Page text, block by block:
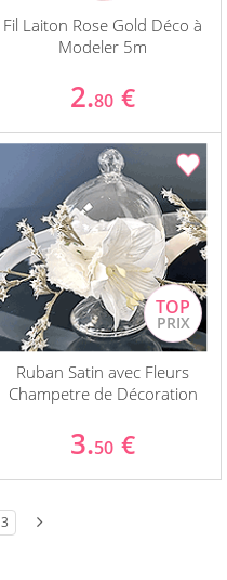
Fil Laiton Rose Gold Déco à
Modeler 5m
2.80 €
Ruban Satin avec Fleurs
Champetre de Décoration
3.50 €
3